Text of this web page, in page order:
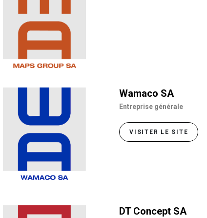
Wamaco SA
Entreprise générale
VISITER LE SITE
DT Concept SA